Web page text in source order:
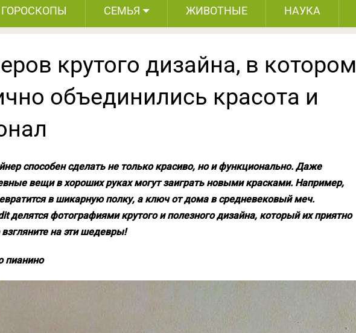
ГОРОСКОПЫ СЕМЬЯ ЖИВОТНЫЕ НАУКА
крутого дизайна, в котором
объединились красота и
способен сделать не только красиво, но и функционально. Даже
вещи в хороших руках могут заиграть новыми красками. Например,
в шикарную полку, а ключ от дома в средневековый меч.
делятся фотографиями крутого и полезного дизайна, который их приятно
на эти шедевры!
пианино